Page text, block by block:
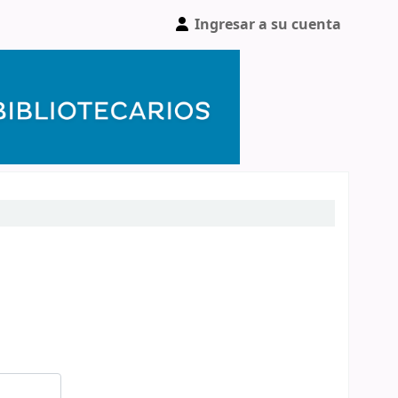
Ingresar a su cuenta